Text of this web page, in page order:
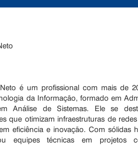
é um profissional com mais de
da Informação, formado em
Análise de Sistemas. Ele se
que otimizam infraestruturas de
eficiência e inovação. Com sólidas
equipes técnicas em projetos